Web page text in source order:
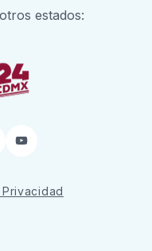
estados:
YouTube